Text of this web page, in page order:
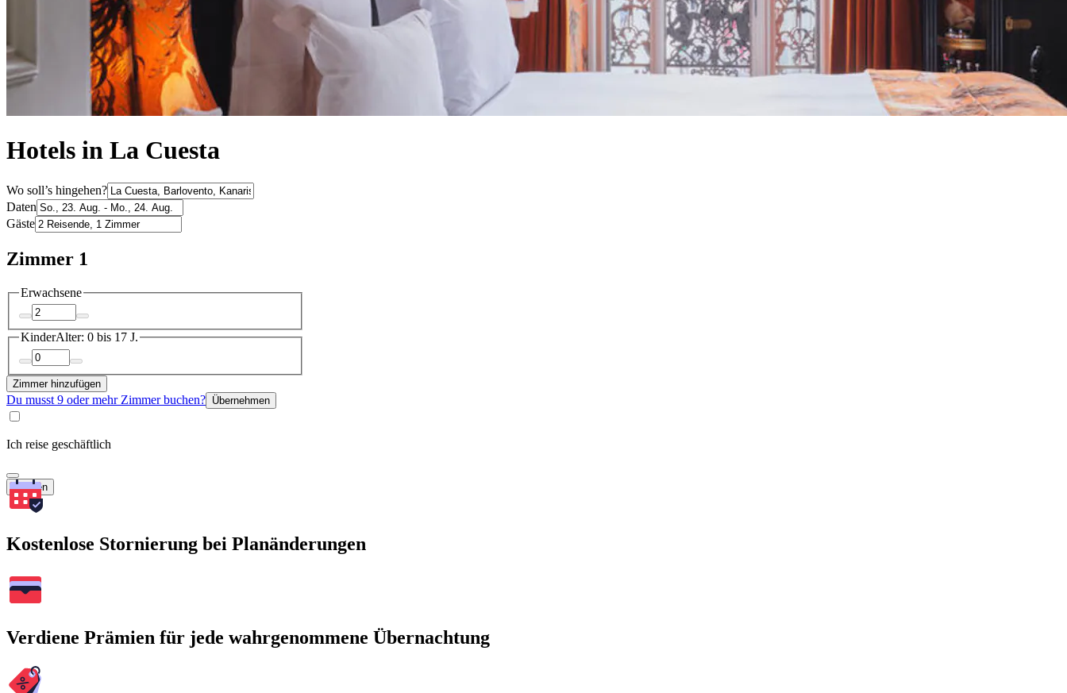
Hotels in La Cuesta
Wo soll’s hingehen?
Daten
Gäste
Zimmer 1
Erwachsene
KinderAlter: 0 bis 17 J.
Zimmer hinzufügen
Du musst 9 oder mehr Zimmer buchen? Übernehmen
Ich reise geschäftlich
Suchen
Kostenlose Stornierung bei Planänderungen
Verdiene Prämien für jede wahrgenommene Übernachtung